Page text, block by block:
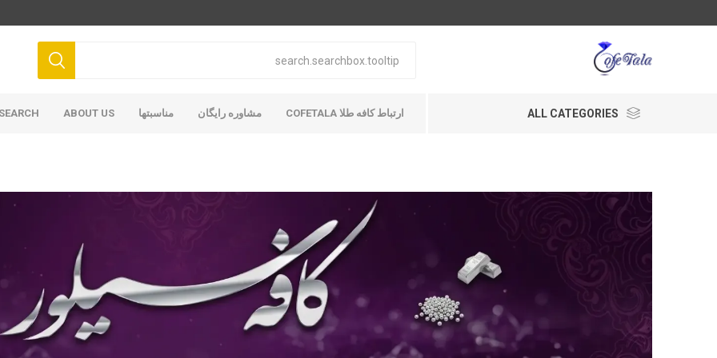
ALL CATEGORIES ارتباط کافه طلا COFETALA مشاوره رایگان مناسبتها ABOUT US
SEARCH